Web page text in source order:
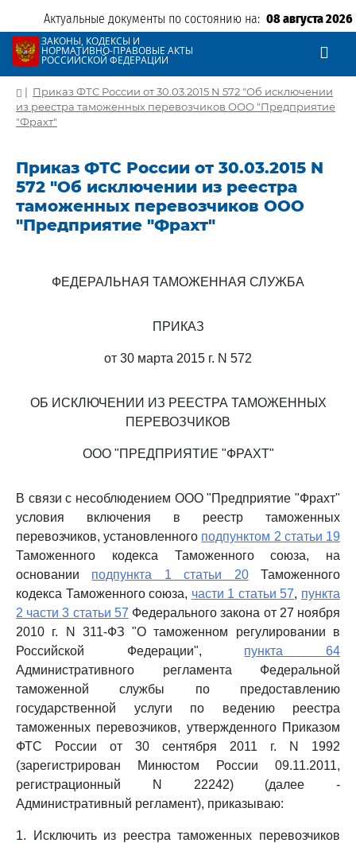
Актуальные документы по состоянию на: 08 августа 2026
ЗАКОНЫ, КОДЕКСЫ И
НОРМАТИВНО-ПРАВОВЫЕ АКТЫ
РОССИЙСКОЙ ФЕДЕРАЦИИ
| Приказ ФТС России от 30.03.2015 N 572 "Об исключении
из реестра таможенных перевозчиков ООО "Предприятие
"Фрахт"
Приказ ФТС России от 30.03.2015 N
572 "Об исключении из реестра
таможенных перевозчиков ООО
"Предприятие "Фрахт"
ФЕДЕРАЛЬНАЯ ТАМОЖЕННАЯ СЛУЖБА
ПРИКАЗ
от 30 марта 2015 г. N 572
ОБ ИСКЛЮЧЕНИИ ИЗ РЕЕСТРА ТАМОЖЕННЫХ
ПЕРЕВОЗЧИКОВ
ООО "ПРЕДПРИЯТИЕ "ФРАХТ"
В связи с несоблюдением ООО "Предприятие "Фрахт"
условия включения в реестр таможенных
перевозчиков, установленного подпунктом 2 статьи 19
Таможенного кодекса Таможенного союза, на
основании подпункта 1 статьи 20Таможенного
кодекса Таможенного союза, части 1 статьи 57, пункта
2 части 3 статьи 57 Федерального закона от 27 ноября
2010 г. N 311-ФЗ "О таможенном регулировании в
Российской Федерации", пункта 64
Административного регламента Федеральной
таможенной службы по предоставлению
государственной услуги по ведению реестра
таможенных перевозчиков, утвержденного Приказом
ФТС России от 30 сентября 2011 г. N 1992
(зарегистрирован Минюстом России 09.11.2011,
регистрационный N 22242) (далее -
Административный регламент), приказываю:
1. Исключить из реестра таможенных перевозчиков